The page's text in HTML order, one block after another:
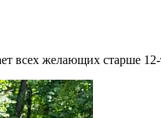
всех желающих старше